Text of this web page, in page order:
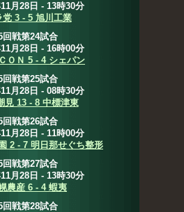
月28日 - 13時30分
党 3 - 5 旭川工業
回戦第24試合
月28日 - 16時00分
ＯＮ 5 - 4 シェパン
回戦第25試合
月28日 - 08時30分
見 13 - 8 中標津東
回戦第26試合
月28日 - 11時00分
2 - 7 明日那せぐち整形
回戦第27試合
月28日 - 13時30分
農産 6 - 4 蝦夷
回戦第28試合